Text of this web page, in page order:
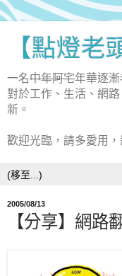
【點燈老
一名中年阿宅年華逐漸
對於工作、生活、網
新。
歡迎光臨，請多愛用，
2005/08/13
【分享】網路